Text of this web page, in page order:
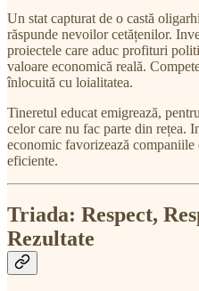
Un stat capturat de o castă
răspunde nevoilor cetățenilor.
proiectele care aduc profituri
valoare economică reală.
înlocuită cu loialitatea.
Tineretul educat emigrează,
celor care nu fac parte din rețea.
economic favorizează
eficiente.
Triada: Respect,
Rezultate